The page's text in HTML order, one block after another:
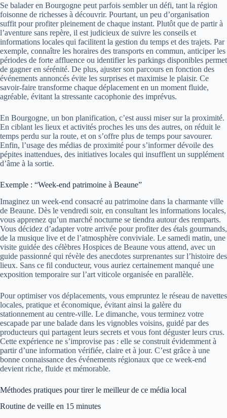
Se balader en Bourgogne peut parfois sembler un défi, tant la région
foisonne de richesses à découvrir. Pourtant, un peu d’organisation
suffit pour profiter pleinement de chaque instant. Plutôt que de partir à
l’aventure sans repère, il est judicieux de suivre les conseils et
informations locales qui facilitent la gestion du temps et des trajets. Par
exemple, connaître les horaires des transports en commun, anticiper les
périodes de forte affluence ou identifier les parkings disponibles permet
de gagner en sérénité. De plus, ajuster son parcours en fonction des
événements annoncés évite les surprises et maximise le plaisir. Ce
savoir-faire transforme chaque déplacement en un moment fluide,
agréable, évitant la stressante cacophonie des imprévus.
En Bourgogne, un bon planification, c’est aussi miser sur la proximité.
En ciblant les lieux et activités proches les uns des autres, on réduit le
temps perdu sur la route, et on s’offre plus de temps pour savourer.
Enfin, l’usage des médias de proximité pour s’informer dévoile des
pépites inattendues, des initiatives locales qui insufflent un supplément
d’âme à la sortie.
Exemple : “Week-end patrimoine à Beaune”
Imaginez un week-end consacré au patrimoine dans la charmante ville
de Beaune. Dès le vendredi soir, en consultant les informations locales,
vous apprenez qu’un marché nocturne se tiendra autour des remparts.
Vous décidez d’adapter votre arrivée pour profiter des étals gourmands,
de la musique live et de l’atmosphère conviviale. Le samedi matin, une
visite guidée des célèbres Hospices de Beaune vous attend, avec un
guide passionné qui révèle des anecdotes surprenantes sur l’histoire des
lieux. Sans ce fil conducteur, vous auriez certainement manqué une
exposition temporaire sur l’art viticole organisée en parallèle.
Pour optimiser vos déplacements, vous empruntez le réseau de navettes
locales, pratique et économique, évitant ainsi la galère du
stationnement au centre-ville. Le dimanche, vous terminez votre
escapade par une balade dans les vignobles voisins, guidé par des
producteurs qui partagent leurs secrets et vous font déguster leurs crus.
Cette expérience ne s’improvise pas : elle se construit évidemment à
partir d’une information vérifiée, claire et à jour. C’est grâce à une
bonne connaissance des événements régionaux que ce week-end
devient riche, fluide et mémorable.
Méthodes pratiques pour tirer le meilleur de ce média local
Routine de veille en 15 minutes